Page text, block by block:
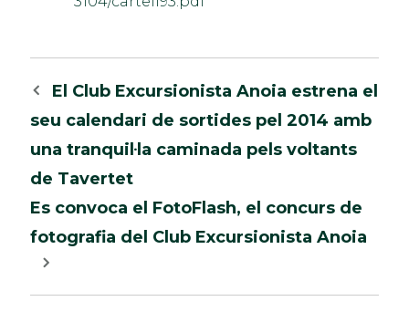
Navegació
per
entrades
El Club Excursionista Anoia estrena el
seu calendari de sortides pel 2014 amb
una tranquil·la caminada pels voltants
de Tavertet
Es convoca el FotoFlash, el concurs de
fotografia del Club Excursionista Anoia